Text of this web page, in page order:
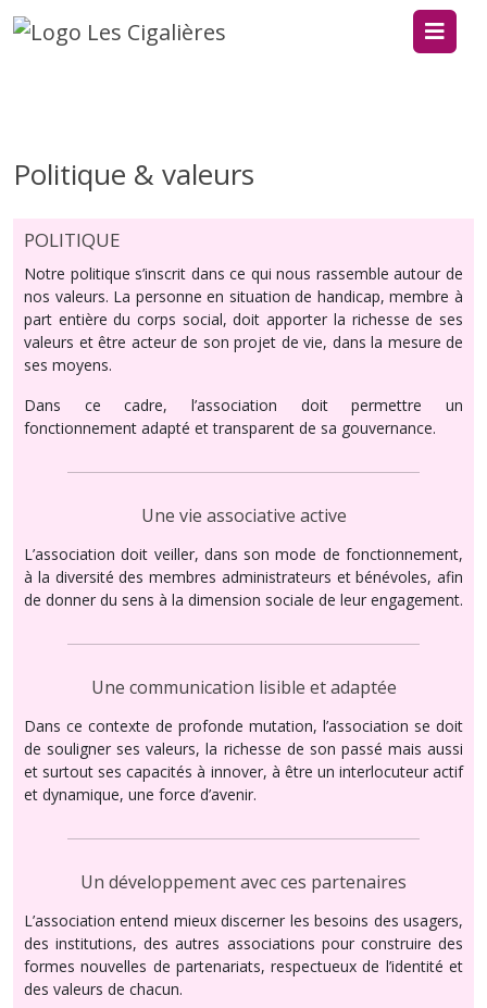
Politique & valeurs
POLITIQUE
Notre politique s’inscrit dans ce qui nous rassemble autour de
nos valeurs. La personne en situation de handicap, membre à
part entière du corps social, doit apporter la richesse de ses
valeurs et être acteur de son projet de vie, dans la mesure de
ses moyens.
Dans ce cadre, l’association doit permettre un
fonctionnement adapté et transparent de sa gouvernance.
Une vie associative active
L’association doit veiller, dans son mode de fonctionnement,
à la diversité des membres administrateurs et bénévoles, afin
de donner du sens à la dimension sociale de leur engagement.
Une communication lisible et adaptée
Dans ce contexte de profonde mutation, l’association se doit
de souligner ses valeurs, la richesse de son passé mais aussi
et surtout ses capacités à innover, à être un interlocuteur actif
et dynamique, une force d’avenir.
Un développement avec ces partenaires
L’association entend mieux discerner les besoins des usagers,
des institutions, des autres associations pour construire des
formes nouvelles de partenariats, respectueux de l’identité et
des valeurs de chacun.